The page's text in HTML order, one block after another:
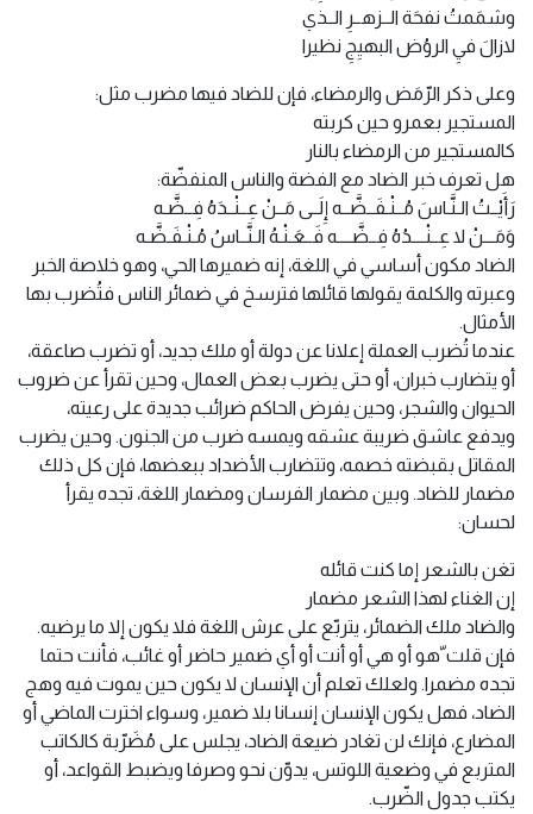
وشمَمتُ نفحَة الــزهــرِ الــذي
لازالَ فيِ الروُض البهيِجِ نظيرا
وعلى ذكر الرّمَض والرمضاء، فإن للضاد فيها مضرب مثل:
المستجير بعمرو حين كربته
كالمستجير من الرمضاء بالنار
هل تعرف خبر الضاد مع الفضة والناس المنفضّة:
رَأَيْــتُ الـنَّـاسَ مُــنْـفَــضَّــه إِلَــى مَــنْ عِــنْــدَهُ فِــضَّـه
وَمَـــنْ لا عِــنْــــدُهُ فِــضَّــــه فَــعَـنْـهُ الـنَّــاسُ مُـنْـفَـضَّـه
الضاد مكون أساسي في اللغة، إنه ضميرها الحي، وهو خلاصة الخبر
وعبرته والكلمة يقولها قائلها فترسخ في ضمائر الناس فتُضرب بها
الأمثال.
عندما تُضرب العملة إعلانا عن دولة أو ملك جديد، أو تضرب صاعقة،
أو يتضارب خبران، أو حتى يضرب بعض العمال، وحين تقرأ عن ضروب
الحيوان والشجر، وحين يفرض الحاكم ضرائب جديدة على رعيته،
ويدفع عاشق ضريبة عشقه ويمسه ضرب من الجنون. وحين يضرب
المقاتل بقبضته خصمه، وتتضارب الأضداد ببعضها، فإن كل ذلك
مضمار للضاد. وبين مضمار الفرسان ومضمار اللغة، تجده يقرأ
لحسان:
تغن بالشعر إما كنت قائله
إن الغناء لهذا الشعر مضمار
والضاد ملك الضمائر، يتربّع على عرش اللغة فلا يكون إلا ما يرضيه.
فإن قلت ّهو أو هي أو أنت أو أي ضمير حاضر أو غائب، فأنت حتما
تجده مضمرا. ولعلك تعلم أن الإنسان لا يكون حين يموت فيه وهج
الضاد، فهل يكون الإنسان إنسانا بلا ضمير، وسواء اخترت الماضي أو
المضارع، فإنك لن تغادر ضيعة الضاد، يجلس على مُضَرّبة كالكاتب
المتربع في وضعية اللوتس، يدوّن نحو وصرفا ويضبط القواعد، أو
يكتب جدول الضّرب.